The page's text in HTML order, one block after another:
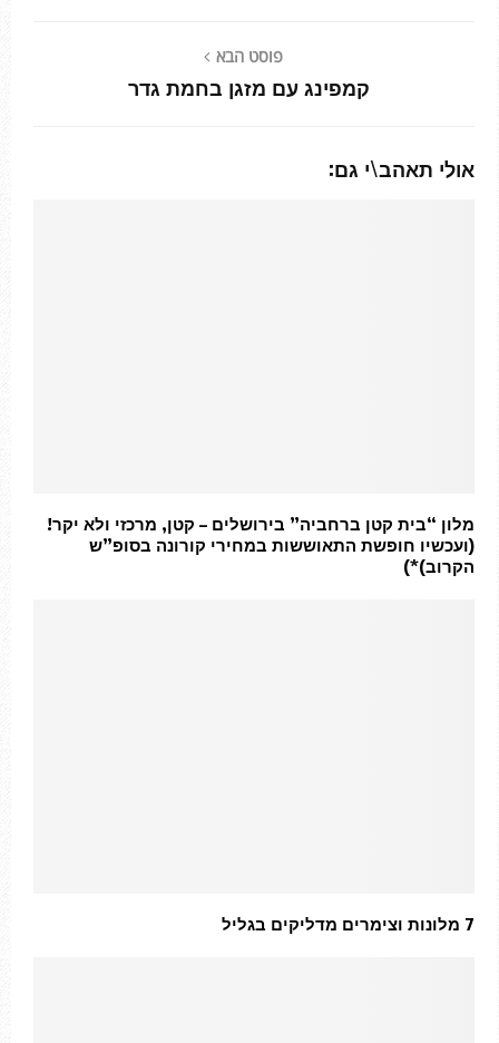
פוסט הבא
קמפינג עם מזגן בחמת גדר
אולי תאהב\י גם:
מלון “בית קטן ברחביה” בירושלים – קטן, מרכזי ולא יקר!
(ועכשיו חופשת התאוששות במחירי קורונה בסופ”ש
הקרוב)*)
7 מלונות וצימרים מדליקים בגליל